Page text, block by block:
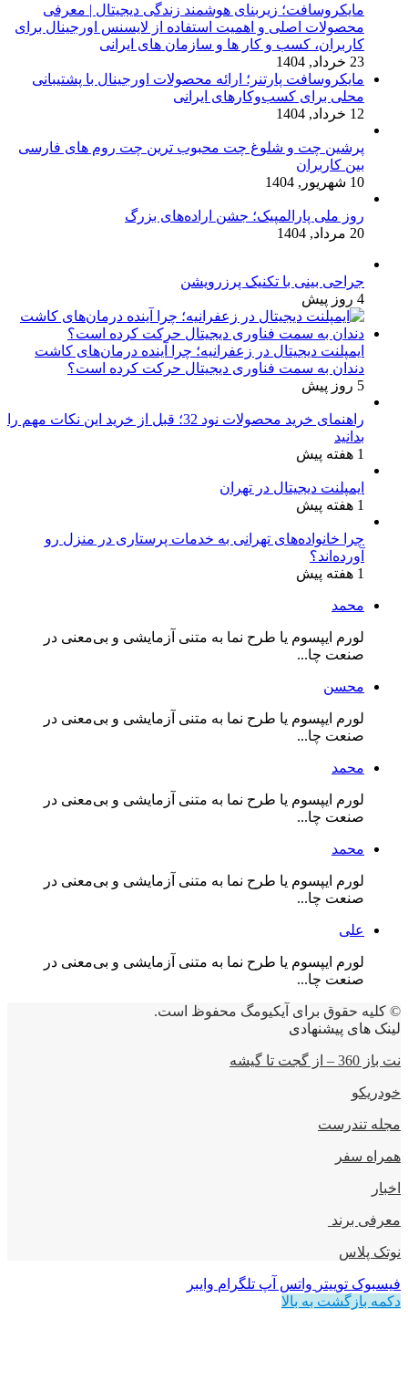
مایکروسافت؛ زیربنای هوشمند زندگی دیجیتال | معرفی
محصولات اصلی و اهمیت استفاده از لایسنس اورجینال برای
کاربران، کسب و کار ها و سازمان های ایرانی
23 خرداد, 1404
مایکروسافت پارتنر؛ ارائه محصولات اورجینال با پشتیبانی
محلی برای کسب‌وکارهای ایرانی
12 خرداد, 1404
پرشین چت و شلوغ چت محبوب ترین چت روم های فارسی
بین کاربران
10 شهریور, 1404
روز ملی پارالمپیک؛ جشن اراده‌های بزرگ
20 مرداد, 1404
جراحی بینی با تکنیک پرزرویشن
4 روز پیش
ایمپلنت دیجیتال در زعفرانیه؛ چرا آینده درمان‌های کاشت
دندان به سمت فناوری دیجیتال حرکت کرده است؟
5 روز پیش
راهنمای خرید محصولات نود 32؛ قبل از خرید این نکات مهم را
بدانید
1 هفته پیش
ایمپلنت دیجیتال در تهران
1 هفته پیش
چرا خانواده‌های تهرانی به خدمات پرستاری در منزل رو
آورده‌اند؟
1 هفته پیش
محمد
لورم ایپسوم یا طرح‌ نما به متنی آزمایشی و بی‌معنی در
صنعت چا...
محسن
لورم ایپسوم یا طرح‌ نما به متنی آزمایشی و بی‌معنی در
صنعت چا...
محمد
لورم ایپسوم یا طرح‌ نما به متنی آزمایشی و بی‌معنی در
صنعت چا...
محمد
لورم ایپسوم یا طرح‌ نما به متنی آزمایشی و بی‌معنی در
صنعت چا...
علی
لورم ایپسوم یا طرح‌ نما به متنی آزمایشی و بی‌معنی در
صنعت چا...
© کلیه حقوق برای آیکیومگ محفوظ است.
لینک های پیشنهادی
نت باز 360 – از گجت تا گیشه
خودریکو
مجله‌ تندرست
همراه سفر
اخبار
معرفی برند
نوتک پلاس
فیسبوک توییتر واتس آپ تلگرام وایبر
دکمه بازگشت به بالا